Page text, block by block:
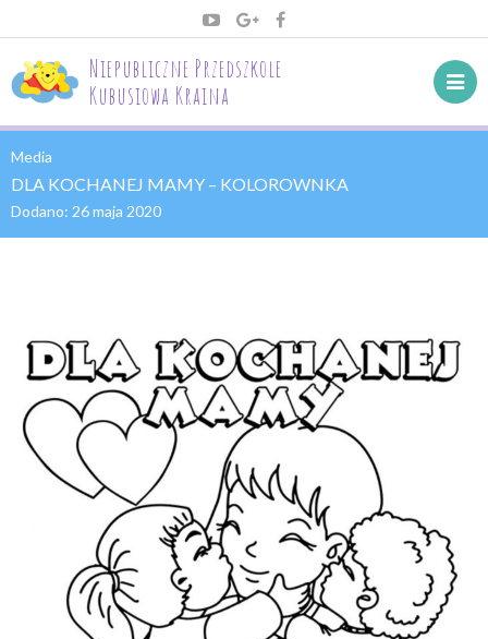
Niepubliczne Przedszkole
Kubusiowa Kraina
Media
DLA KOCHANEJ MAMY – KOLOROWNKA
Dodano: 26 maja 2020